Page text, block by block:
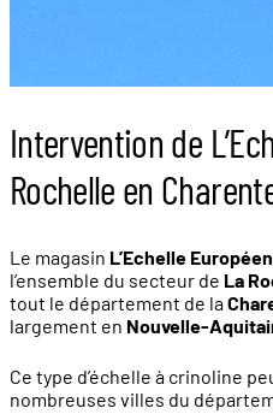
Intervention de
Rochelle en
Le magasin L’Echelle
l’ensemble du secteur de La
tout le département de la
largement en Nouvelle-
Ce type d’échelle à crinoline
nombreuses villes du